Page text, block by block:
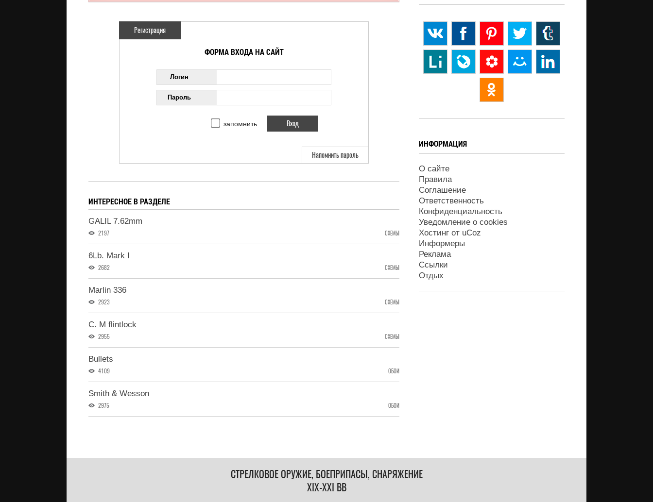
Регистрация
ФОРМА ВХОДА НА САЙТ
Логин
Пароль
запомнить
Напомнить пароль
ИНТЕРЕСНОЕ В РАЗДЕЛЕ
GALIL 7.62mm
2197 СХЕМЫ
6Lb. Mark I
2682 СХЕМЫ
Marlin 336
2923 СХЕМЫ
C. M flintlock
2955 СХЕМЫ
Bullets
4109 ОБОИ
Smith & Wesson
2975 ОБОИ
ИНФОРМАЦИЯ
О сайте
Правила
Соглашение
Ответственность
Конфиденциальность
Уведомление о cookies
Хостинг от uCoz
Информеры
Реклама
Ссылки
Отдых
СТРЕЛКОВОЕ ОРУЖИЕ, БОЕПРИПАСЫ, СНАРЯЖЕНИЕ
XIX-XXI ВВ